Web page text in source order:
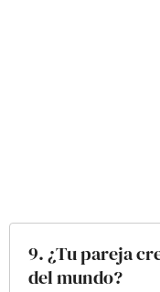
9. ¿Tu pareja
del mundo?